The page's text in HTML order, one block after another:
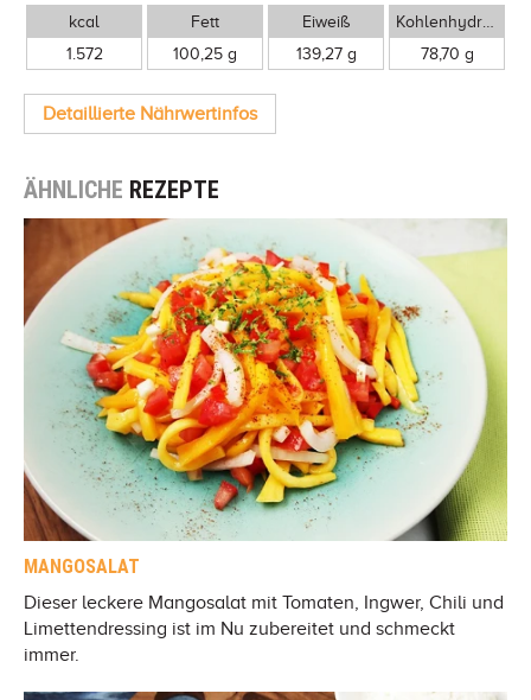
kcal
1.572
Fett
100,25 g
Eiweiß
139,27 g
78,70 g
Detaillierte Nährwertinfos
ÄHNLICHE REZEPTE
MANGOSALAT
Dieser leckere Mangosalat mit Tomaten, Ingwer, Chili und
Limettendressing ist im Nu zubereitet und schmeckt
immer.